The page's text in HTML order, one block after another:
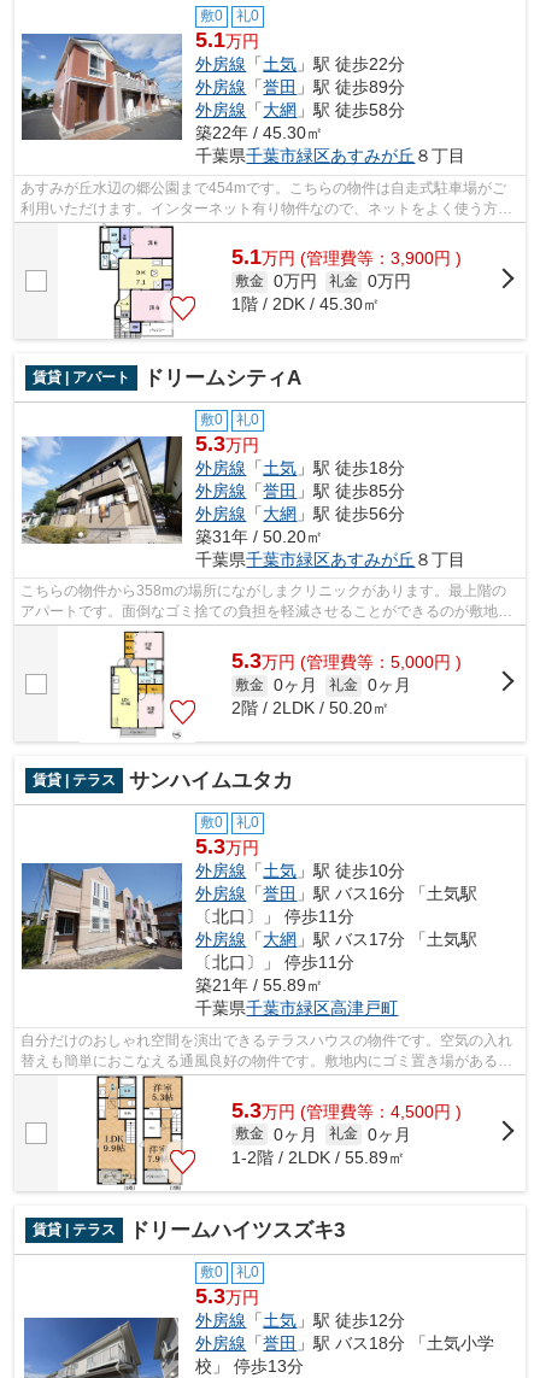
敷0 礼0
5.1万円
外房線 「土気 」駅 徒歩22分
外房線 「誉田 」駅 徒歩89分
外房線 「大網 」駅 徒歩58分
築22年 / 45.30㎡
千葉県千葉市緑区あすみが丘 ８丁目
あすみが丘水辺の郷公園まで454mです。こちらの物件は自走式駐車場がご
利用いただけます。インターネット有り物件なので、ネットをよく使う方に
おすすめです。千葉市緑区エリアの賃貸...
5.1万円 (管理費等：3,900円 )
敷金 0万円 礼金 0万円
1階 / 2DK / 45.30㎡
賃貸 | アパート ドリームシティA
敷0 礼0
5.3万円
外房線 「土気 」駅 徒歩18分
外房線 「誉田 」駅 徒歩85分
外房線 「大網 」駅 徒歩56分
築31年 / 50.20㎡
千葉県千葉市緑区あすみが丘 ８丁目
こちらの物件から358mの場所にながしまクリニックがあります。最上階の
アパートです。面倒なゴミ捨ての負担を軽減させることができるのが敷地内
ごみ置き場の魅力です。こちらの物件に...
5.3万円 (管理費等：5,000円 )
敷金 0ヶ月 礼金 0ヶ月
2階 / 2LDK / 50.20㎡
賃貸 | テラス サンハイムユタカ
敷0 礼0
5.3万円
外房線 「土気 」駅 徒歩10分
外房線 「誉田 」駅 バス16分 「土気駅
〔北口〕」 停歩11分
外房線 「大網 」駅 バス17分 「土気駅
〔北口〕」 停歩11分
築21年 / 55.89㎡
千葉県千葉市緑区高津戸町
自分だけのおしゃれ空間を演出できるテラスハウスの物件です。空気の入れ
替えも簡単におこなえる通風良好の物件です。敷地内にゴミ置き場があるの
でわざわざゴミを捨てに行く手間が省...
5.3万円 (管理費等：4,500円 )
敷金 0ヶ月 礼金 0ヶ月
1-2階 / 2LDK / 55.89㎡
賃貸 | テラス ドリームハイツスズキ3
敷0 礼0
5.3万円
外房線 「土気 」駅 徒歩12分
外房線 「誉田 」駅 バス18分 「土気小学
校」 停歩13分